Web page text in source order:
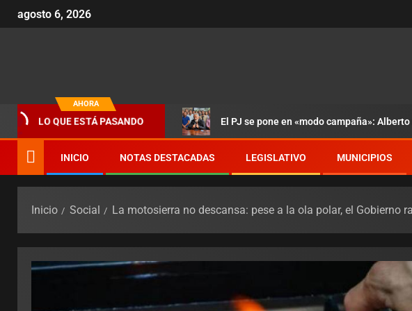
agosto 6, 2026
AHORA
LO QUE ESTÁ PASANDO El PJ se pone en «modo campaña»:
INICIO NOTAS DESTACADAS LEGISLATIVO MUNICIPIOS
Inicio Social La motosierra no descansa: pese a la ola polar, el Gobierno